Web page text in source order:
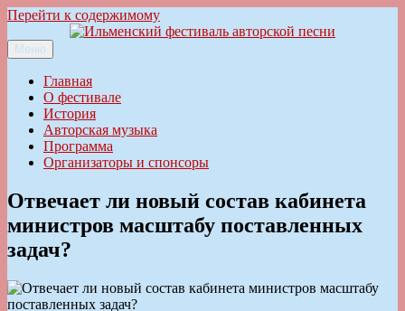
Перейти к содержимому
Ильменский фестиваль авторской песни
Меню
Главная
О фестивале
История
Авторская музыка
Программа
Организаторы и спонсоры
Отвечает ли новый состав кабинета
министров масштабу поставленных
задач?